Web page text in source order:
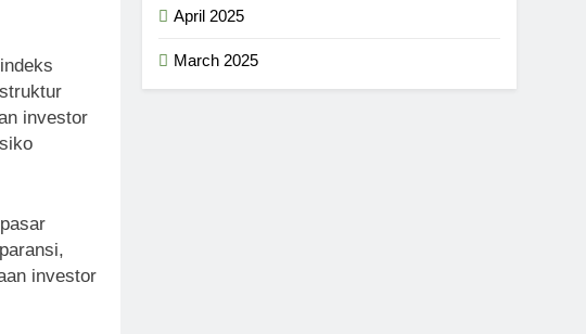
investor
investor
April 2025
March 2025